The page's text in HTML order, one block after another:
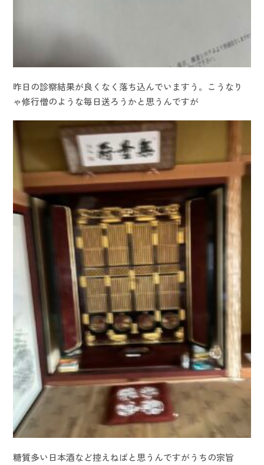
昨日の診察結果が良くなく落ち込んでいますう。こうなり
ゃ修行僧のような毎日送ろうかと思うんですが
糖質多い日本酒など控えねばと思うんですがうちの宗旨